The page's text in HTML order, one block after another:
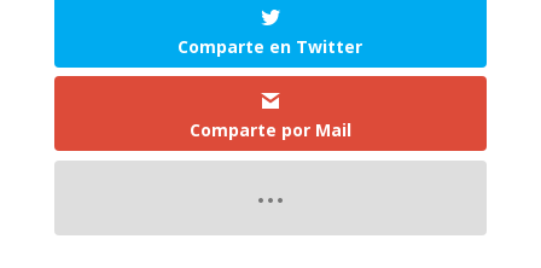
Comparte en Twitter
Comparte por Mail